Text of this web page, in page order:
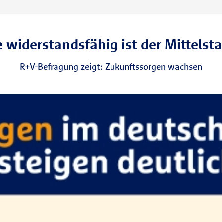
widerstandsfähig ist der
R+V-Befragung zeigt: Zukunftssorgen wachsen